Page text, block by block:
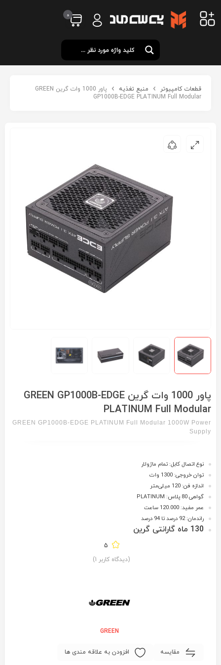
0
قطعات کامپیوتر منبع تغذیه
پاور 1000 وات گرین GREEN
GP1000B-EDGE PLATINUM Full Modular
پاور 1000 وات گرین GREEN GP1000B-EDGE
PLATINUM Full Modular
GREEN GP1000B-EDGE PLATINUM Full Modular 1000W Power
Supply
نوع اتصال کابل: تمام ماژولار
توان خروجی: 1300 وات
اندازه فن: 120 میلی‌متر
گواهی 80 پلاس: PLATINUM
عمر مفید: 120.000 ساعت
راندمان: 92 درصد تا 94 درصد
130 ماه گارانتی گرین
5
(دیدگاه کاربر 1
)
GREEN
مقایسه افزودن به علاقه مندی ها